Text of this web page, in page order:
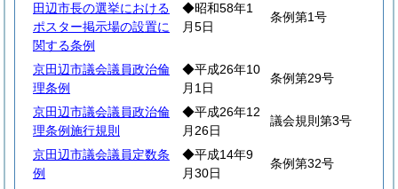
田辺市長の選挙における
ポスター掲示場の設置に
関する条例
◆昭和58年1
月5日
条例第1号
京田辺市議会議員政治倫
理条例
◆平成26年10
月1日
条例第29号
京田辺市議会議員政治倫
理条例施行規則
◆平成26年12
月26日
議会規則第3号
京田辺市議会議員定数条
例
◆平成14年9
月30日
条例第32号